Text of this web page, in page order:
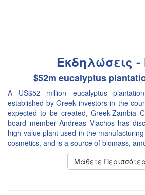
Εκδηλώσεις -
$52m eucalyptus
A US$52 million eucalyptus
established by Greek investors in the
expected to be created, Greek-Zambia
board member Andreas Vlachos has
high-value plant used in the
cosmetics, and is a source of biomass,
Μάθετε